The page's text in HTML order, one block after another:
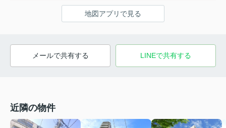
地図アプリで見る
メールで共有する LINEで共有する
近隣の物件